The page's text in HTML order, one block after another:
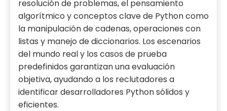
resolución de problemas, el pensamiento
algorítmico y conceptos clave de Python como
la manipulación de cadenas, operaciones con
listas y manejo de diccionarios. Los escenarios
del mundo real y los casos de prueba
predefinidos garantizan una evaluación
objetiva, ayudando a los reclutadores a
identificar desarrolladores Python sólidos y
eficientes.